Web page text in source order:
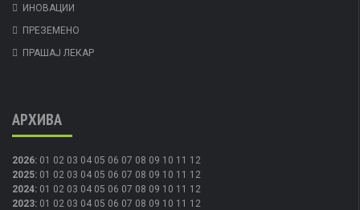
ИНОВАЦИИ
ПРЕЗЕМЕНО
ПРАШАЈ ЛЕКАР
АРХИВА
2026: 01 02 03 04 05 06 07 08 09 10 11 12
2025: 01 02 03 04 05 06 07 08 09 10 11 12
2024: 01 02 03 04 05 06 07 08 09 10 11 12
2023: 01 02 03 04 05 06 07 08 09 10 11 12